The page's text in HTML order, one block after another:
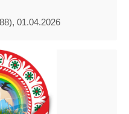
01.04.2026